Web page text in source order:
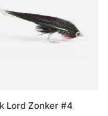
Lord Zonker #4